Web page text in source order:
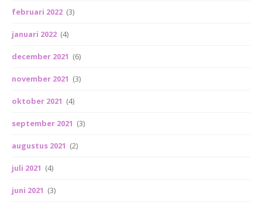
februari 2022 (3)
januari 2022 (4)
december 2021 (6)
november 2021 (3)
oktober 2021 (4)
september 2021 (3)
augustus 2021 (2)
juli 2021 (4)
juni 2021 (3)